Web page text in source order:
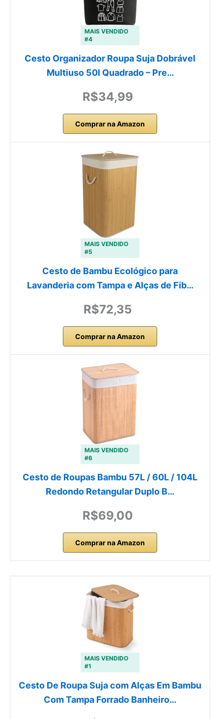
MAIS VENDIDO
#4
Cesto Organizador Roupa Suja Dobrável
Multiuso 50l Quadrado – Pre…
R$34,99
Comprar na Amazon
MAIS VENDIDO
#5
Cesto de Bambu Ecológico para
Lavanderia com Tampa e Alças de Fib…
R$72,35
Comprar na Amazon
MAIS VENDIDO
#6
Cesto de Roupas Bambu 57L / 60L / 104L
Redondo Retangular Duplo B…
R$69,00
Comprar na Amazon
MAIS VENDIDO
#1
Cesto De Roupa Suja com Alças Em Bambu
Com Tampa Forrado Banheiro…